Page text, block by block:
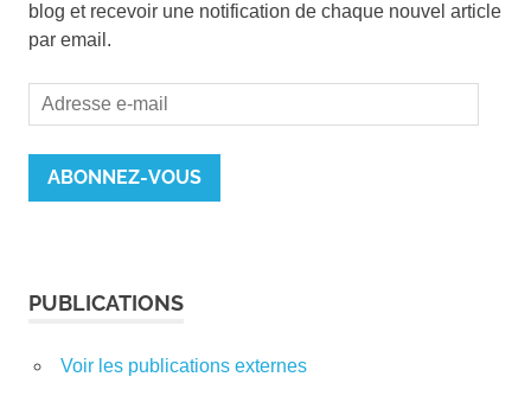
blog et recevoir une notification de chaque nouvel article
par email.
Adresse
e-
mail
ABONNEZ-VOUS
PUBLICATIONS
Voir les publications externes